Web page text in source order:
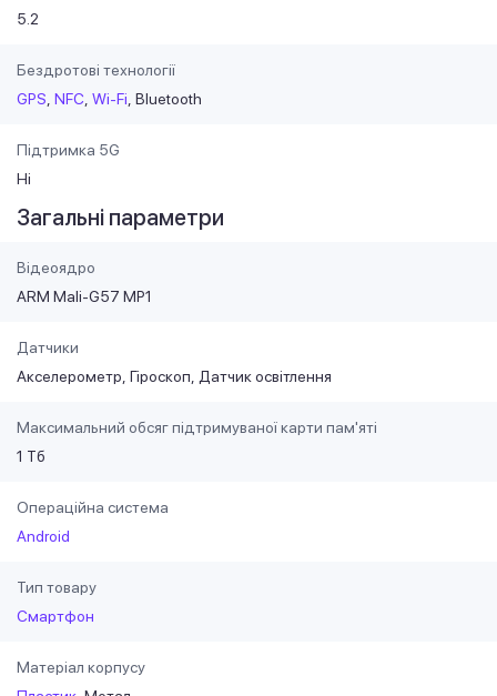
5.2
Бездротові технології
GPS NFC Wi-Fi Bluetooth
Підтримка 5G
Ні
Загальні параметри
Відеоядро
ARM Mali-G57 MP1
Датчики
Акселерометр Гіроскоп Датчик освітлення
Максимальний обсяг підтримуваної карти пам'яті
1 Тб
Операційна система
Android
Тип товару
Смартфон
Матеріал корпусу